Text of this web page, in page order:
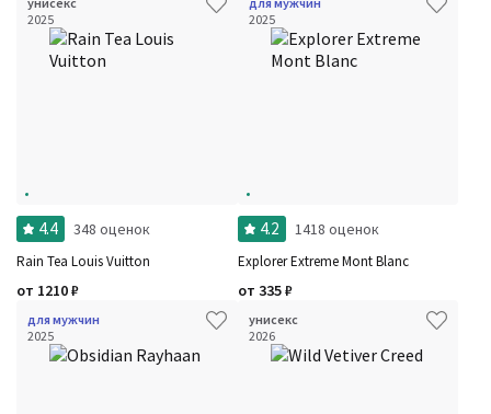
2025
4.4 348 оценок
Rain Tea Louis Vuitton
от 1210₽
2025
4.2 1418 оценок
Explorer Extreme Mont Blanc
от 335₽
для мужчин
2025
унисекс
2026